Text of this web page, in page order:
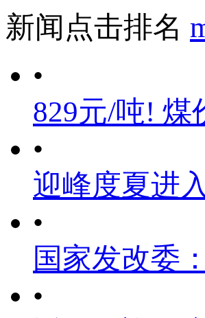
新闻点击排名
•
829元/吨! 煤
•
迎峰度夏进
•
国家发改委
•